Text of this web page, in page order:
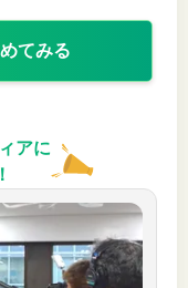
てみる
アに